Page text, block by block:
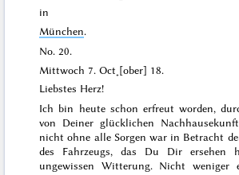
in
München.
No. 20.
Mittwoch 7. Oct˖[ober] 18.
Liebstes Herz!
Ich bin heute schon erfreut worden,
von Deiner glücklichen
nicht ohne alle Sorgen war in Betracht
des Fahrzeugs, das Du Dir ersehen
ungewissen Witterung. Nicht weniger